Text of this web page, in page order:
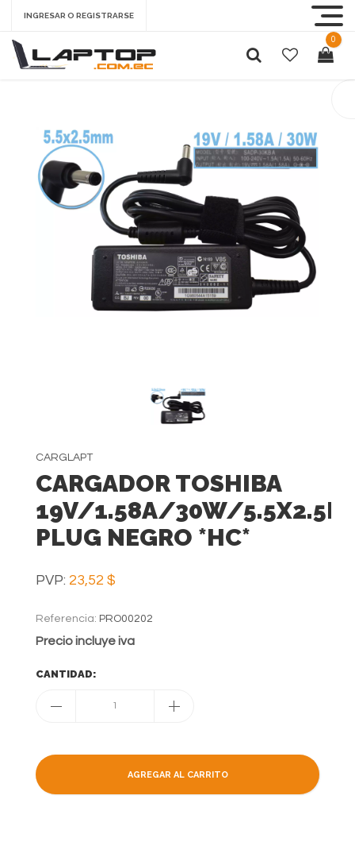
INGRESAR O REGISTRARSE
0
CARGLAPT
CARGADOR TOSHIBA
19V/1.58A/30W/
PLUG NEGRO *HC*
PVP: 23,52 $
Referencia: PRO00202
Precio incluye iva
CANTIDAD:
1
AGREGAR AL CARRITO